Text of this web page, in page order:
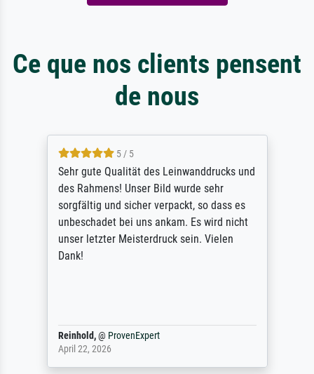
Ce que nos clients pensent
de nous
5 / 5
Sehr gute Qualität des Leinwanddrucks und
des Rahmens! Unser Bild wurde sehr
sorgfältig und sicher verpackt, so dass es
unbeschadet bei uns ankam. Es wird nicht
unser letzter Meisterdruck sein. Vielen
Dank!
Reinhold,@ ProvenExpert
April 22, 2026